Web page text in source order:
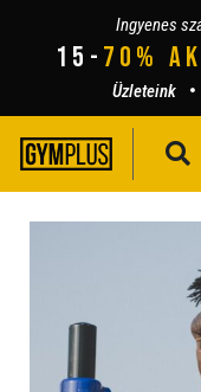
Ingyenes
15- 70%
Üzleteink